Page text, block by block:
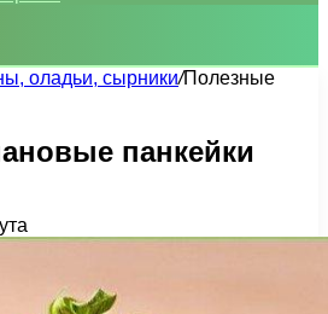
оладьи, сырники/Полезные
панкейки